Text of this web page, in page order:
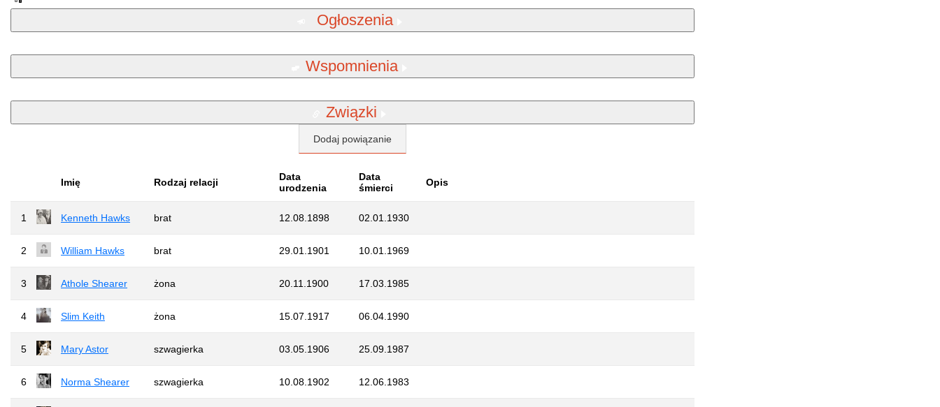
Ogłoszenia
Wspomnienia
Związki
Dodaj powiązanie
Imię Rodzaj relacji
Data
urodzenia
Data
śmierci
Opis
1 Kenneth Hawks brat 12.08.1898 02.01.1930
2 William Hawks brat 29.01.1901 10.01.1969
3 Athole Shearer żona 20.11.1900 17.03.1985
4 Slim Keith żona 15.07.1917 06.04.1990
5 Mary Astor szwagierka 03.05.1906 25.09.1987
6 Norma Shearer szwagierka 10.08.1902 12.06.1983